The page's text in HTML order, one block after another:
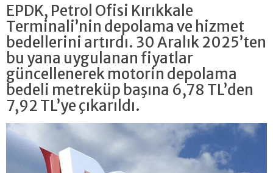
EPDK, Petrol Ofisi Kırıkkale
Terminali’nin depolama ve hizmet
bedellerini artırdı. 30 Aralık 2025’ten
bu yana uygulanan fiyatlar
güncellenerek motorin depolama
bedeli metreküp başına 6,78 TL’den
7,92 TL’ye çıkarıldı.